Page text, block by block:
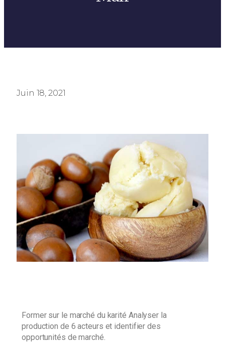
Juin 18, 2021
Former sur le marché du karité Analyser la
production de 6 acteurs et identifier des
opportunités de marché.